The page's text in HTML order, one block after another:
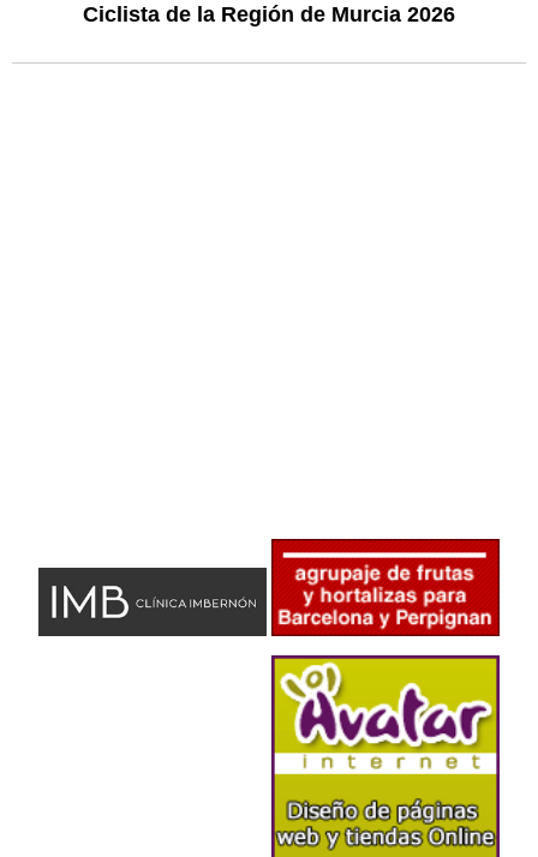
Ciclista de la Región de Murcia 2026